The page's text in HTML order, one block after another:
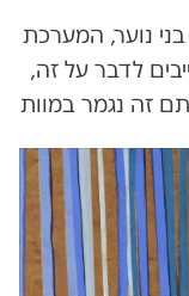
נוער, המערכת
לדבר על זה,
זה נגמר במוות